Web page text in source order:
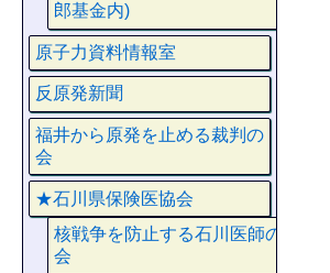
郎基金内)
原子力資料情報室
反原発新聞
福井から原発を止める裁判の
会
★石川県保険医協会
核戦争を防止する石川医師の
会